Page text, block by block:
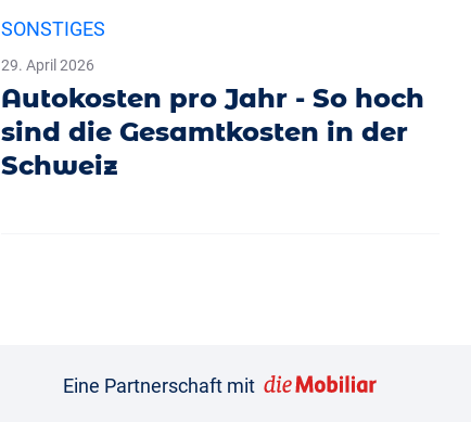
SONSTIGES
29. April 2026
Autokosten pro Jahr - So hoch
sind die Gesamtkosten in der
Schweiz
Eine Partnerschaft mit